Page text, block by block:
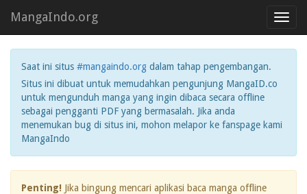
MangaIndo.org
Saat ini situs #mangaindo.org dalam tahap pengembangan.
Situs ini dibuat untuk memudahkan pengunjung MangaID.co
untuk mengunduh manga yang ingin dibaca secara offline
sebagai pengganti PDF yang bermasalah. Jika anda
menemukan bug di situs ini, mohon melapor ke fanspage kami
MangaIndo
Penting! Jika bingung mencari aplikasi baca manga offline